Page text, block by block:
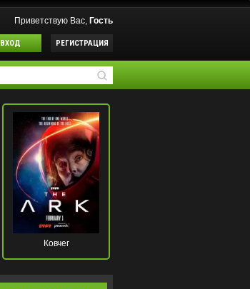
Приветствую Вас, Гость
ВХОД РЕГИСТРАЦИЯ
Ковчег